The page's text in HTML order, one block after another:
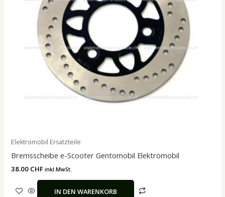
Elektromobil Ersatzteile
Bremsscheibe e-Scooter Gentomobil Elektromobil
38.00 CHF inkl.MwSt.
IN DEN WARENKORB